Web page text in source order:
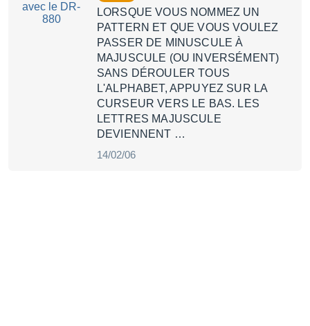
LORSQUE VOUS NOMMEZ UN
PATTERN ET QUE VOUS VOULEZ
PASSER DE MINUSCULE À
MAJUSCULE (OU INVERSÉMENT)
SANS DÉROULER TOUS
L'ALPHABET, APPUYEZ SUR LA
CURSEUR VERS LE BAS. LES
LETTRES MAJUSCULE
DEVIENNENT …
14/02/06